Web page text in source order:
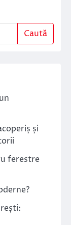
Caută
și
ferestre